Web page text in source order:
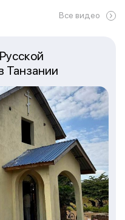
Все видео
Танзании